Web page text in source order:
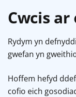
Cwcis
Rydym yn
gwefan yn
Hoffem hefyd
cofio eich